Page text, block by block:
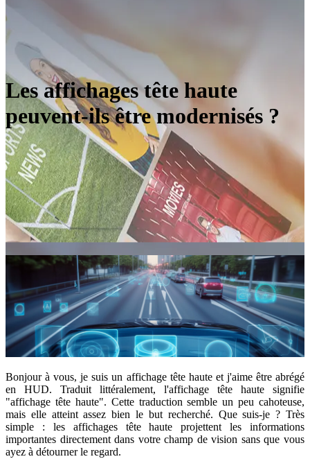
Les affichages tête haute
peuvent-ils être modernisés ?
Bonjour à vous, je suis un affichage tête haute et j'aime être abrégé
en HUD. Traduit littéralement, l'affichage tête haute signifie
"affichage tête haute". Cette traduction semble un peu cahoteuse,
mais elle atteint assez bien le but recherché. Que suis-je ? Très
simple : les affichages tête haute projettent les informations
importantes directement dans votre champ de vision sans que vous
ayez à détourner le regard.